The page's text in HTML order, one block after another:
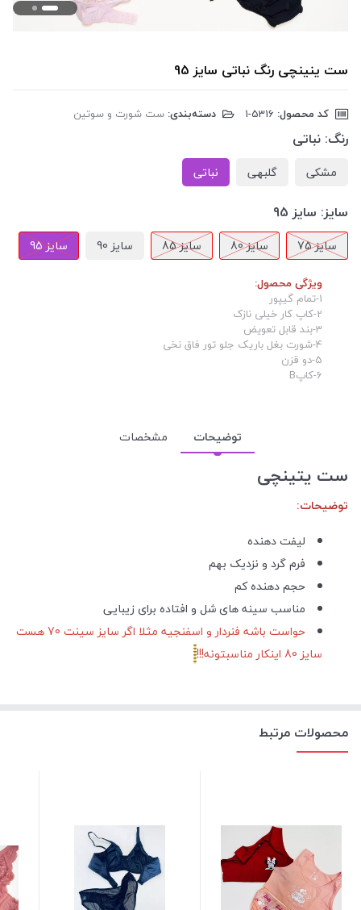
ست ینینچی رنگ نباتی سایز 95
کد محصول: دسته‌بندی: ست شورت و سوتین
رنگ: نباتی
مشکی گلبهی نباتی
سایز: سایز 95
سایز 75 سایز 80 سایز 85 سایز 90 سایز 95
ویژگی محصول:
1-تمام گیپور
2-کاپ کار خیلی نازک
3-بند قابل تعویض
4-شورت بغل باریک جلو تور فاق نخی
5-دو قزن
6-کاپB
توضیحات مشخصات
ست یتینچی
توضیحات:
لیفت دهنده
فرم گرد و نزدیک بهم
حجم دهنده کم
مناسب سینه های شل و افتاده برای زیبایی
حواست باشه فنردار و اسفنجیه مثلا اگر سایز سینت 70 هست
سایز 80 اینکار مناسبتونه!!!
محصولات مرتبط